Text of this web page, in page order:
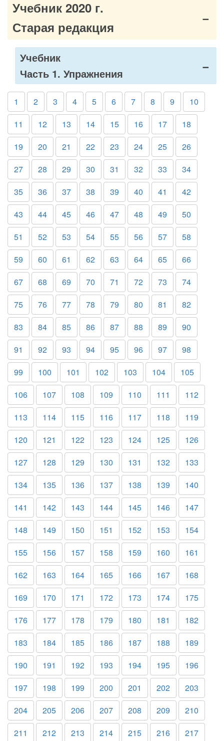
Учебник 2020 г.
Старая редакция
Учебник
Часть 1. Упражнения
1 2 3 4 5 6 7 8 9
10
11
12 13 14 15 16 17
18
19
20 21 22 23 24 25
26
27
28 29 30 31 32 33
34
35
36 37 38 39 40 41
42
43
44 45 46 47 48 49
50
51
52 53 54 55 56 57
58
59
60 61 62 63 64 65
66
67
68 69 70 71 72 73
74
75
76 77 78 79 80 81
82
83
84 85 86 87 88 89
90
91
92 93 94 95 96 97
98
99
100 101 102 103 104
105
106
107 108 109 110 111
112
113
114 115 116 117 118
119
120
121 122 123 124 125
126
127
128 129 130 131 132
133
134
135 136 137 138 139
140
141
142 143 144 145 146
147
148
149 150 151 152 153
154
155
156 157 158 159 160
161
162
163 164 165 166 167
168
169
170 171 172 173 174
175
176
177 178 179 180 181
182
183
184 185 186 187 188
189
190
191 192 193 194 195
196
197
198 199 200 201 202
203
204
205 206 207 208 209
210
211
212 213 214 215 216
217